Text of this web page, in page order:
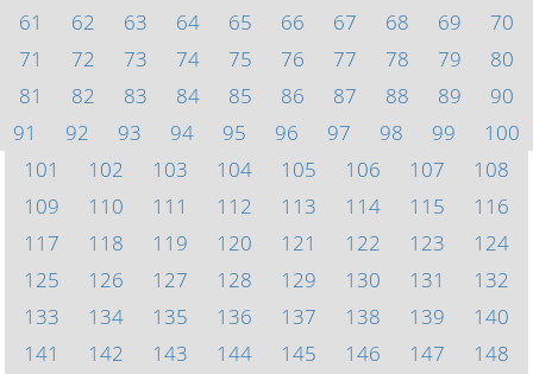
61
62 63 64 65 66 67 68 69
70
71
72 73 74 75 76 77 78 79
80
81
82 83 84 85 86 87 88 89
90
91
92 93 94 95 96 97 98 99
100
101
102 103 104 105 106 107
108
109
110 111 112 113 114 115
116
117
118 119 120 121 122 123
124
125
126 127 128 129 130 131
132
133
134 135 136 137 138 139
140
141
142 143 144 145 146 147
148